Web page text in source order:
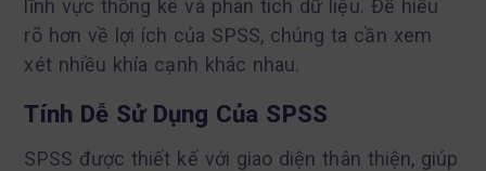
lĩnh vực thống kê và phân tích dữ liệu. Để hiểu
rõ hơn về lợi ích của SPSS, chúng ta cần xem
xét nhiều khía cạnh khác nhau.
Tính Dễ Sử Dụng Của SPSS
SPSS được thiết kế với giao diện thân thiện, giúp